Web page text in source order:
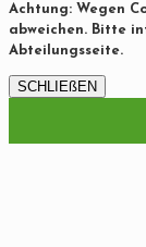
Achtung: Wegen
abweichen. Bitte
Abteilungsseite.
SCHLIEßEN